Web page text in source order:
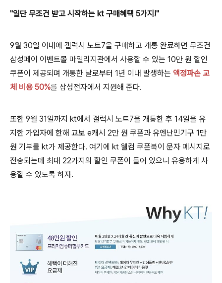
"일단 무조건 받고 시작하는 kt 구매혜택 5가지!"
9월 30일 이내에 갤럭시 노트7을 구매하고 개통 완료하면 무조건
삼성페이 이벤트몰 마일리지관에서 사용할 수 있는 10만 원 할인
쿠폰이 제공되며 개통한 날로부터 1년 이내 발생하는 액정파손 교
체 비용 50%를 삼성전자에서 지원해 준다.
또한 9월 31일까지 kt에서 갤럭시 노트7을 개통한 후 14일을 유
지한 가입자에 한해 교보 e캐시 2만 원 쿠폰과 유엔난민기구 1만
원 기부를 kt가 제공한다. 여기에 kt 웰컴 쿠폰북이 문자 메시지로
전송되는데 최대 22가지의 할인 쿠폰이 들어 있으니 유용하게 사
용할 수 있도록 하자.